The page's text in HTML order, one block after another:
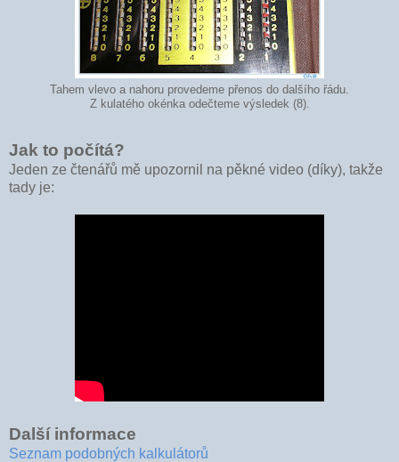
Tahem vlevo a nahoru provedeme přenos do dalšího řádu.
Z kulatého okénka odečteme výsledek (8).
Jak to počítá?
Jeden ze čtenářů mě upozornil na pěkné video (díky), takže
tady je:
Další informace
Seznam podobných kalkulátorů